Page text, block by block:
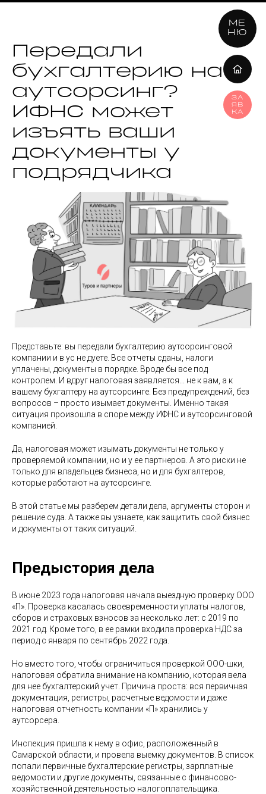
Передали
бухгалтерию на
аутсорсинг?
ИФНС может
изъять ваши
документы у
подрядчика
Представьте: вы передали бухгалтерию аутсорсинговой
компании и в ус не дуете. Все отчеты сданы, налоги
уплачены, документы в порядке. Вроде бы все под
контролем. И вдруг налоговая заявляется... не к вам, а к
вашему бухгалтеру на аутсорсинге. Без предупреждений, без
вопросов – просто изымает документы. Именно такая
ситуация произошла в споре между ИФНС и аутсорсинговой
компанией.
Да, налоговая может изымать документы не только у
проверяемой компании, но и у ее партнеров. А это риски не
только для владельцев бизнеса, но и для бухгалтеров,
которые работают на аутсорсинге.
В этой статье мы разберем детали дела, аргументы сторон и
решение суда. А также вы узнаете, как защитить свой бизнес
и документы от таких ситуаций.
Предыстория дела
В июне 2023 года налоговая начала выездную проверку ООО
«П». Проверка касалась своевременности уплаты налогов,
сборов и страховых взносов за несколько лет: с 2019 по
2021 год. Кроме того, в ее рамки входила проверка НДС за
период с января по сентябрь 2022 года.
Но вместо того, чтобы ограничиться проверкой ООО-шки,
налоговая обратила внимание на компанию, которая вела
для нее бухгалтерский учет. Причина проста: вся первичная
документация, регистры, расчетные ведомости и даже
налоговая отчетность компании «П» хранились у
аутсорсера.
Инспекция пришла к нему в офис, расположенный в
Самарской области, и провела выемку документов. В список
попали первичные бухгалтерские регистры, зарплатные
ведомости и другие документы, связанные с финансово-
хозяйственной деятельностью налогоплательщика.
МЕ
НЮ
ЗА
ЯВ
КА